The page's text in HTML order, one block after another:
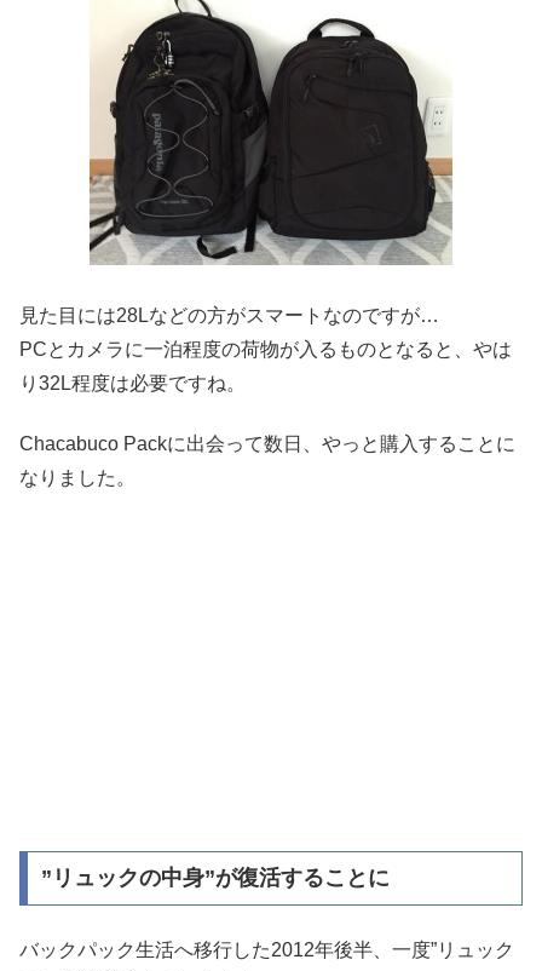
見た目には28Lなどの方がスマートなのですが…
PCとカメラに一泊程度の荷物が入るものとなると、やは
り32L程度は必要ですね。
Chacabuco Packに出会って数日、やっと購入することに
なりました。
”リュックの中身”が復活することに
バックパック生活へ移行した2012年後半、一度”リュック